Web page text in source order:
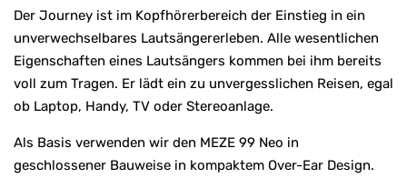
Der Journey ist im Kopfhörerbereich der Einstieg in ein
unverwechselbares Lautsängererleben. Alle wesentlichen
Eigenschaften eines Lautsängers kommen bei ihm bereits
voll zum Tragen. Er lädt ein zu unvergesslichen Reisen, egal
ob Laptop, Handy, TV oder Stereoanlage.
Als Basis verwenden wir den MEZE 99 Neo in
geschlossener Bauweise in kompaktem Over-Ear Design.